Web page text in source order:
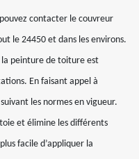
contacter le couvreur
le 24450 et dans les environs.
peinture de toiture est
En faisant appel à
les normes en vigueur.
et élimine les différents
facile d’appliquer la